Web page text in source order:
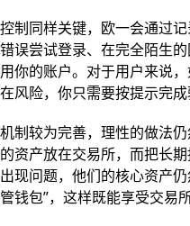
制同样关键，欧一会通过
误尝试登录、在完全陌生
你的账户。对于用户来说
风险，你只需要按提示完成
制较为完善，理性的做法
资产放在交易所，而把长
现问题，他们的核心资产
钱包”，这样既能享受交易